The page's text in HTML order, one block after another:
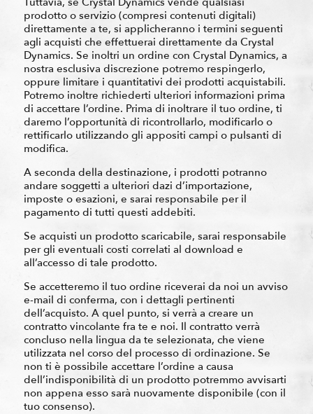
prodotto o servizio (compresi contenuti digitali)
direttamente a te, si applicheranno i termini seguenti
agli acquisti che effettuerai direttamente da Crystal
Dynamics. Se inoltri un ordine con Crystal Dynamics, a
nostra esclusiva discrezione potremo respingerlo,
oppure limitare i quantitativi dei prodotti acquistabili.
Potremo inoltre richiederti ulteriori informazioni prima
di accettare l’ordine. Prima di inoltrare il tuo ordine, ti
daremo l’opportunità di ricontrollarlo, modificarlo o
rettificarlo utilizzando gli appositi campi o pulsanti di
modifica.
A seconda della destinazione, i prodotti potranno
andare soggetti a ulteriori dazi d’importazione,
imposte o esazioni, e sarai responsabile per il
pagamento di tutti questi addebiti.
Se acquisti un prodotto scaricabile, sarai responsabile
per gli eventuali costi correlati al download e
all’accesso di tale prodotto.
Se accetteremo il tuo ordine riceverai da noi un avviso
e-mail di conferma, con i dettagli pertinenti
dell’acquisto. A quel punto, si verrà a creare un
contratto vincolante fra te e noi. Il contratto verrà
concluso nella lingua da te selezionata, che viene
utilizzata nel corso del processo di ordinazione. Se
non ti è possibile accettare l’ordine a causa
dell’indisponibilità di un prodotto potremmo avvisarti
non appena esso sarà nuovamente disponibile (con il
tuo consenso).